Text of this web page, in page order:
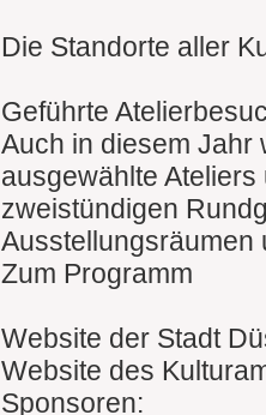
Die Standorte aller
Geführte
Auch in diesem Jahr
ausgewählte
zweistündigen
Ausstellungsräumen
Zum Programm
Website der Stadt
Website des
Sponsoren: